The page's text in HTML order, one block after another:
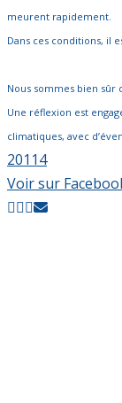
meurent rapidement.
Dans ces conditions, il
Nous sommes bien sûr
Une réflexion est
climatiques, avec
201 14
Voir sur